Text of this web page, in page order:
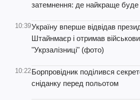
затемнення: де найкраще
10:39Україну вперше відвідав
Штайнмаєр і отримав
"Укрзалізниці" (фото)
10:22Борпровідник поділився
сніданку перед польотом